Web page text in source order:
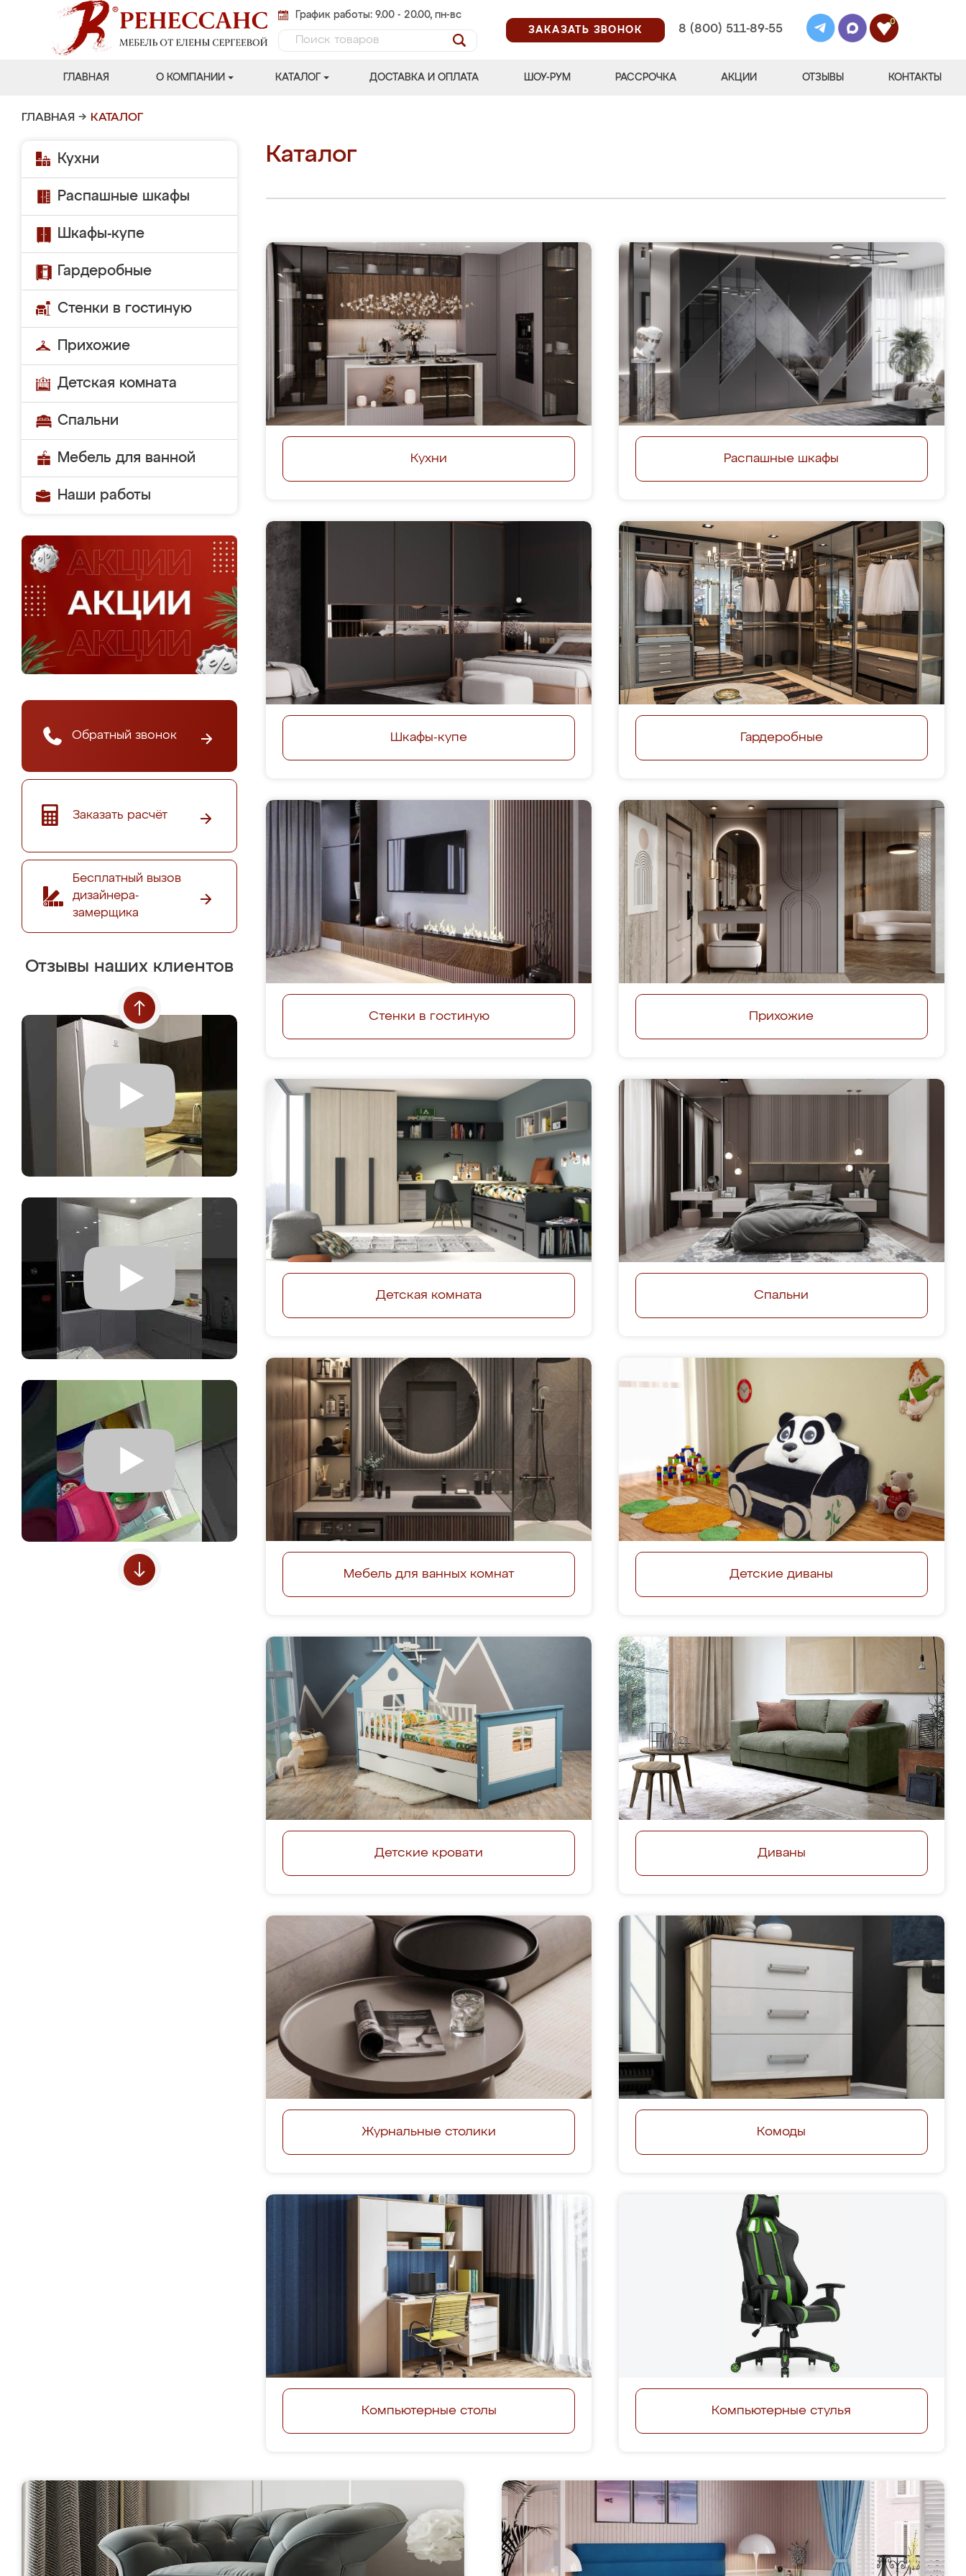
График работы: 9.00 - 20.00, пн-вс
ЗАКАЗАТЬ ЗВОНОК
8 (800) 511-89-55
0
ГЛАВНАЯ О КОМПАНИИ КАТАЛОГ ДОСТАВКА И ОПЛАТА ШОУ-РУМ РАССРОЧКА АКЦИИ ОТЗЫВЫ КОНТАКТЫ
ГЛАВНАЯ → КАТАЛОГ
Кухни
Распашные шкафы
Шкафы-купе
Гардеробные
Стенки в гостиную
Прихожие
Детская комната
Спальни
Мебель для ванной
Наши работы
Обратный звонок
Заказать расчёт
Бесплатный вызов
дизайнера-
замерщика
Отзывы наших клиентов
Каталог
Кухни Распашные шкафы
Шкафы-купе Гардеробные
Стенки в гостиную Прихожие
Детская комната Спальни
Мебель для ванных комнат Детские диваны
Детские кровати Диваны
Журнальные столики Комоды
Компьютерные столы Компьютерные стулья